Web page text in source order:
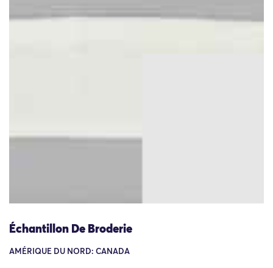
Échantillon De Broderie
AMÉRIQUE DU NORD: CANADA